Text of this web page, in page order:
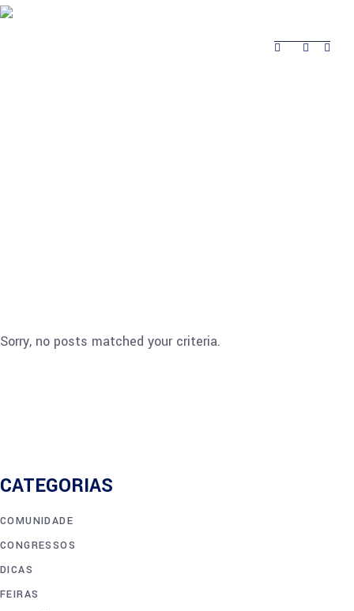
Sorry, no posts matched your criteria.
CATEGORIAS
COMUNIDADE
CONGRESSOS
DICAS
FEIRAS